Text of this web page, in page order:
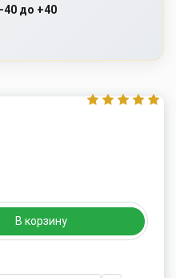
40 до +40
В корзину